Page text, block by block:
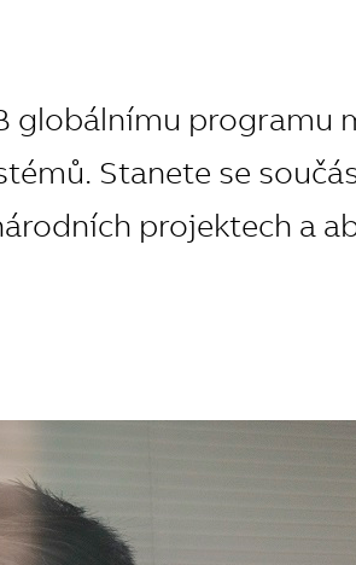
globálnímu programu
Stanete se
projektech a